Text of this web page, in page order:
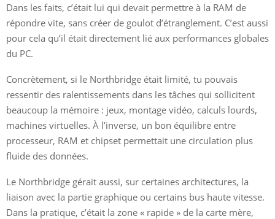
Dans les faits, c’était lui qui devait permettre à la RAM de
répondre vite, sans créer de goulot d’étranglement. C’est aussi
pour cela qu’il était directement lié aux performances globales
du PC.
Concrètement, si le Northbridge était limité, tu pouvais
ressentir des ralentissements dans les tâches qui sollicitent
beaucoup la mémoire : jeux, montage vidéo, calculs lourds,
machines virtuelles. À l’inverse, un bon équilibre entre
processeur, RAM et chipset permettait une circulation plus
fluide des données.
Le Northbridge gérait aussi, sur certaines architectures, la
liaison avec la partie graphique ou certains bus haute vitesse.
Dans la pratique, c’était la zone « rapide » de la carte mère,